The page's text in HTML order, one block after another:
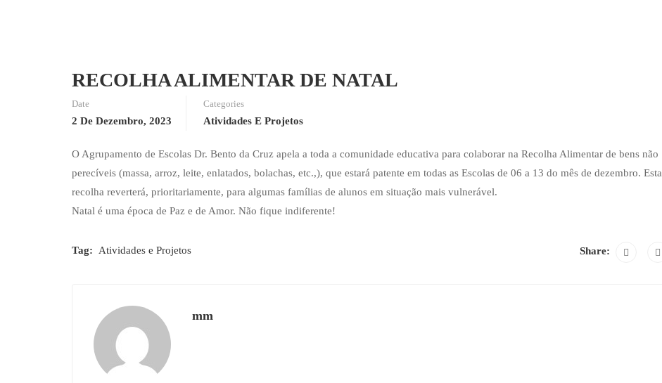
RECOLHA ALIMENTAR DE NATAL
Date
2 De Dezembro, 2023
Categories
Atividades E Projetos
O Agrupamento de Escolas Dr. Bento da Cruz apela a toda a comunidade educativa para colaborar na Recolha Alimentar de bens não
perecíveis (massa, arroz, leite, enlatados, bolachas, etc.,), que estará patente em todas as Escolas de 06 a 13 do mês de dezembro. Esta
recolha reverterá, prioritariamente, para algumas famílias de alunos em situação mais vulnerável.
Natal é uma época de Paz e de Amor. Não fique indiferente!
Tag: Atividades e Projetos Share:
mm